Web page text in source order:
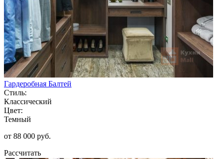
Гардеробная Балтей
Стиль:
Классический
Цвет:
Темный
от 88 000 руб.
Рассчитать